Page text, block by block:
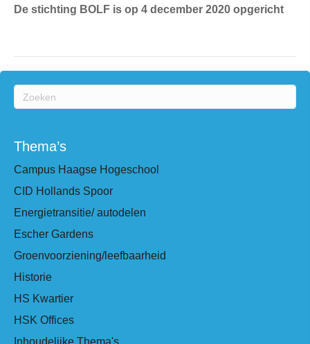
De stichting BOLF is op 4 december 2020 opgericht
Thema’s
Campus Haagse Hogeschool
CID Hollands Spoor
Energietransitie/ autodelen
Escher Gardens
Groenvoorziening/leefbaarheid
Historie
HS Kwartier
HSK Offices